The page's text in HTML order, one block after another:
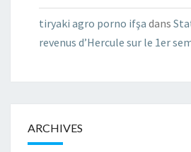
tiryaki agro porno ifşa dans
revenus d’Hercule sur le 1er
ARCHIVES